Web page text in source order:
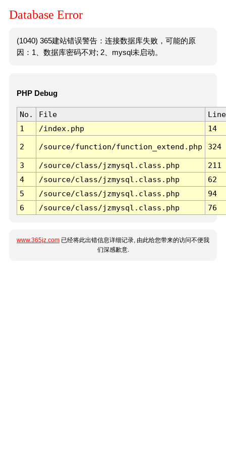
Database Error
(1040) 365建站错误警告：连接数据库失败，可能的原
因：1、数据库密码不对; 2、mysql未启动。
PHP Debug
No. File
Line
1
/index.php 14
2 /source/function/function_extend.php 324
3 /source/class/jzmysql.class.php
211
4
/source/class/jzmysql.class.php
62
5
/source/class/jzmysql.class.php
94
6
/source/class/jzmysql.class.php 76
www.365jz.com 已经将此出错信息详细记录, 由此给您带来的访问不便我
们深感歉意.